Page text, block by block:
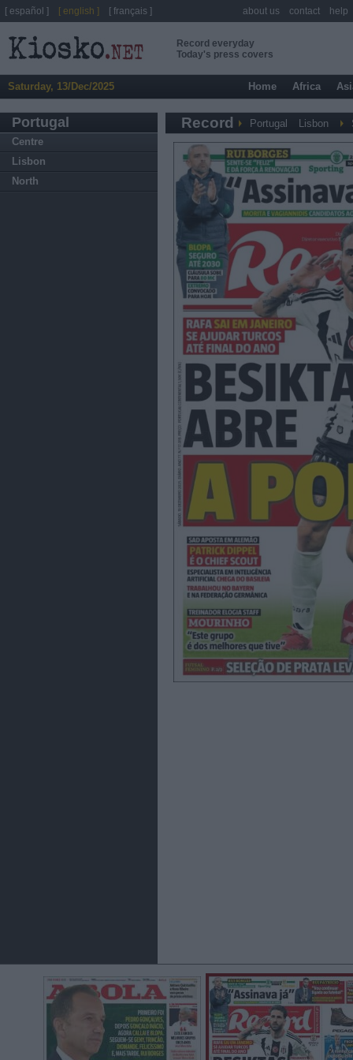
Record everyday
Today's press covers
Saturday, 13/Dec/2025 Home Africa
Portugal
Centre
Lisbon
North
Record Portugal Lisbon
[ español ] [ english ] [ français ] about us contact help